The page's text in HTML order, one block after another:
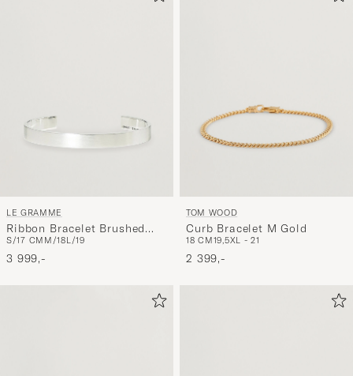
LE GRAMME
Ribbon Bracelet Brushed
Sterling Silver 21g
S/17 CM M/18L/19
3 999,-
TOM WOOD
Curb Bracelet M Gold
18 CM19,5XL - 21
2 399,-